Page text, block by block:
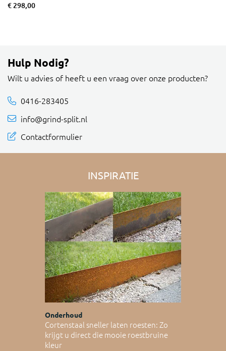
€ 298,00
Hulp Nodig?
Wilt u advies of heeft u een vraag over onze producten?
0416-283405
info@grind-split.nl
Contactformulier
INSPIRATIE
Onderhoud
Cortenstaal sneller laten roesten: Zo
krijgt u direct die mooie roestbruine
kleur